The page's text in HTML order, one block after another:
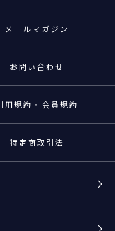
メールマガジン
お問い合わせ
用規約・会員規約
特定商取引法